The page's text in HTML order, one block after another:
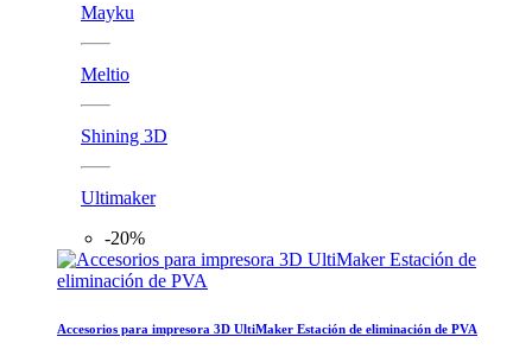
Mayku
Meltio
Shining 3D
Ultimaker
-20%
Accesorios para impresora 3D UltiMaker Estación de eliminación de PVA